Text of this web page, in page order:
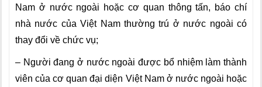
Nam ở nước ngoài hoặc cơ quan thông tấn, báo chí
nhà nước của Việt Nam thường trú ở nước ngoài có
thay đổi về chức vụ;
– Người đang ở nước ngoài được bổ nhiệm làm thành
viên của cơ quan đại diện Việt Nam ở nước ngoài hoặc